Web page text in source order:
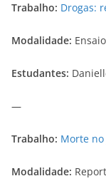
Trabalho: Drogas:
Modalidade:
Estudantes:
—
Trabalho: Morte
Modalidade: